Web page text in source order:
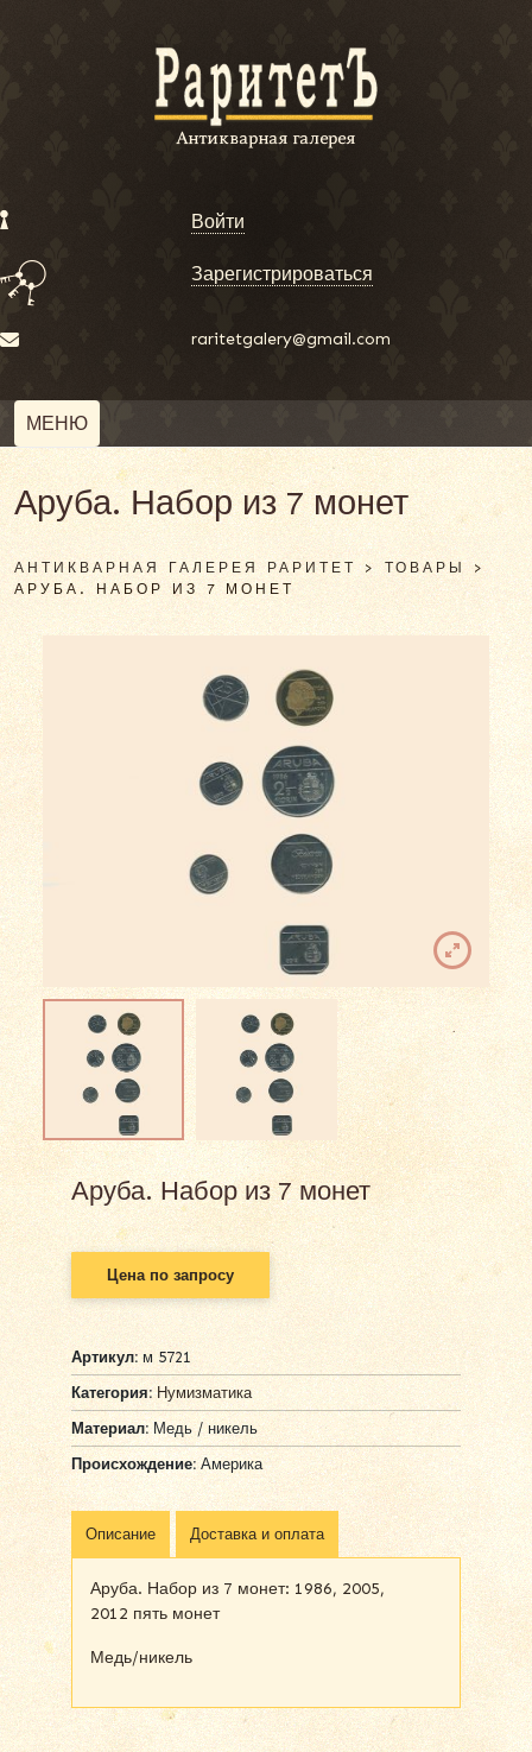
Войти
Зарегистрироваться
raritetgalery@gmail.com
МЕНЮ
Аруба. Набор из 7 монет
АНТИКВАРНАЯ ГАЛЕРЕЯ РАРИТЕТ> ТОВАРЫ>
АРУБА. НАБОР ИЗ 7 МОНЕТ
Аруба. Набор из 7 монет
Цена по запросу
Артикул: м 5721
Категория: Нумизматика
Материал:Медь / никель
Происхождение:Америка
Описание Доставка и оплата
Аруба. Набор из 7 монет: 1986, 2005,
2012 пять монет
Медь/никель